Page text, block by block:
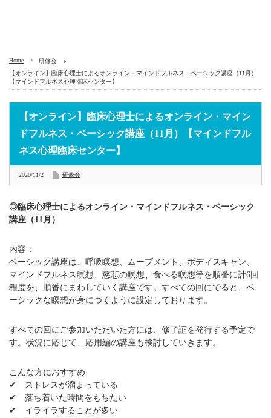
Home
研修会
【オンライン】臨床心理士によるオンライン・マインドフルネス・ベーシック講座（11月）
【マインドフルネス心理臨床センター】
【オンライン】臨床心理士によるオンライン・マイン
ドフルネス・ベーシック講座（11月）【マインドフル
ネス心理臨床センター】
2020/11/2 研修会
◎臨床心理士によるオンライン・マインドフルネス・ベーシック
講座（11月）
内容：
ベーシック講座は、呼吸瞑想、ムーブメント、ボディスキャン、
マインドフルネス瞑想、慈悲の瞑想、食べる瞑想等を順番に計6回
程度を、順番にまわしていく講座です。すべての回にでると、ベ
ーシックな瞑想が身につくように設定しております。
すべての回にご参加いただいた方には、修了証を発行する予定で
す。状況に応じて、応用編の講座も検討していきます。
こんな方におすすめ
✔ ストレスが溜まっている
✔ 落ち着いた時間をもちたい
✔ イライラすることが多い